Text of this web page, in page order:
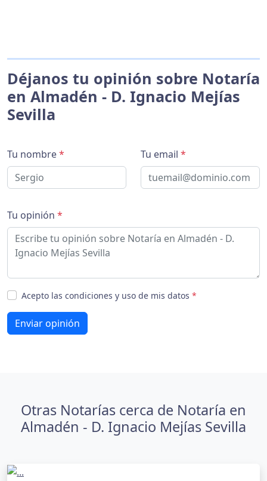
Déjanos tu opinión sobre Notaría
en Almadén - D. Ignacio Mejías
Sevilla
Tu nombre* Tu email *
Tu opinión *
Acepto las condiciones y uso de mis datos *
Enviar opinión
Otras Notarías cerca de Notaría en
Almadén - D. Ignacio Mejías Sevilla